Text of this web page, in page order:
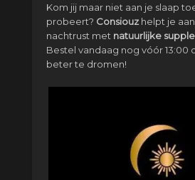
Kom jij maar niet aan je slaap
probeert? Consiouz helpt je
nachtrust met natuurlijke
Bestel vandaag nog vóór 13:00
beter te dromen!